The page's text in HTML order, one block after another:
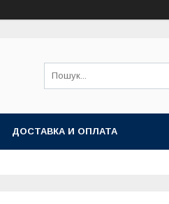
ДОСТАВКА И ОПЛАТА